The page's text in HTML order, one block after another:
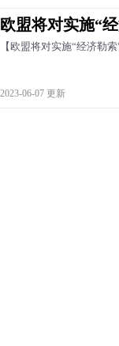
欧盟将对实施“
【欧盟将对实施“经济勒
2023-06-07 更新